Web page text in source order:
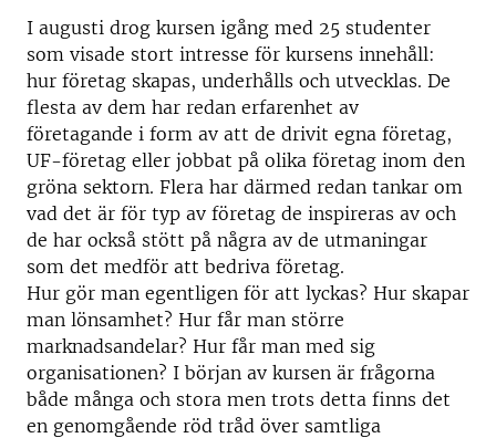
I augusti drog kursen igång med 25 studenter
som visade stort intresse för kursens innehåll:
hur företag skapas, underhålls och utvecklas. De
flesta av dem har redan erfarenhet av
företagande i form av att de drivit egna företag,
UF-företag eller jobbat på olika företag inom den
gröna sektorn. Flera har därmed redan tankar om
vad det är för typ av företag de inspireras av och
de har också stött på några av de utmaningar
som det medför att bedriva företag.
Hur gör man egentligen för att lyckas? Hur skapar
man lönsamhet? Hur får man större
marknadsandelar? Hur får man med sig
organisationen? I början av kursen är frågorna
både många och stora men trots detta finns det
en genomgående röd tråd över samtliga